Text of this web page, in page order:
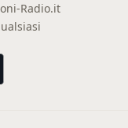
Radio.it